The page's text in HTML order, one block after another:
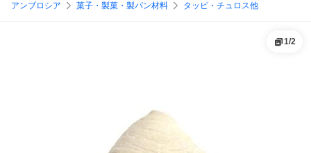
アンブロシア 菓子・製菓・製パン材料 タッピ・チュロス他
1/2